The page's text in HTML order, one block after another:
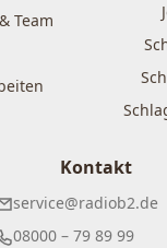
Team
Kontakt
service@radiob2.de
08000 – 79 89 99